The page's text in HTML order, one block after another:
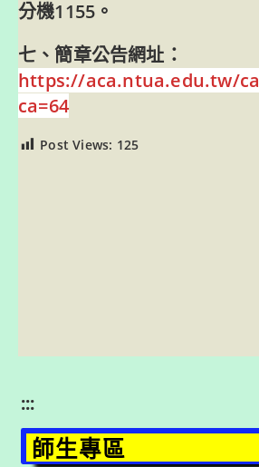
分機1155。
七、簡章公告網址：
https://aca.ntua.edu.tw/
ca=64
Post Views: 125
:::
師生專區